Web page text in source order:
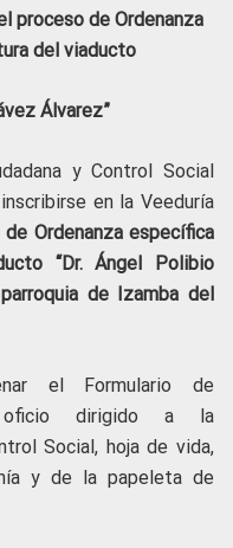
proceso de Ordenanza
del viaducto
Álvarez”
y Control Social
en la Veeduría
Ordenanza específica
“Dr. Ángel Polibio
de Izamba del
el Formulario de
oficio dirigido a la
Social, hoja de vida,
y de la papeleta de